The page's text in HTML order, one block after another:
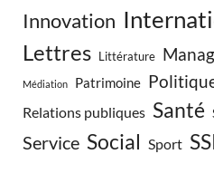
Innovation
Lettres Littérature
Médiation Patrimoine
Relations publiques Santé
Service Social Sport